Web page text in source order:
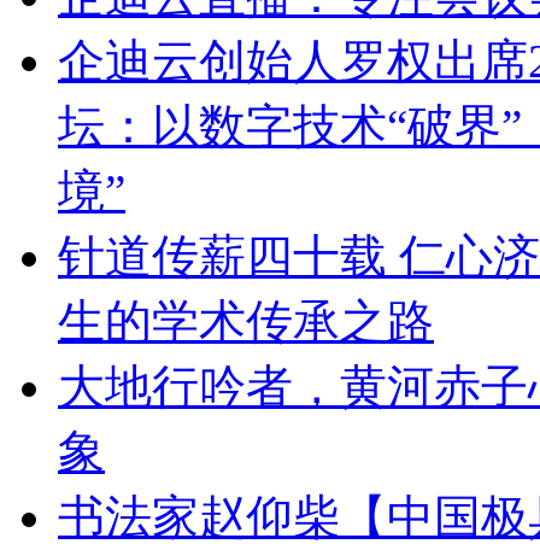
企迪云创始人罗权出
坛：以数字技术“破界
境”
针道传薪四十载 仁心
生的学术传承之路
大地行吟者，黄河赤
象
书法家赵仰柴【中国